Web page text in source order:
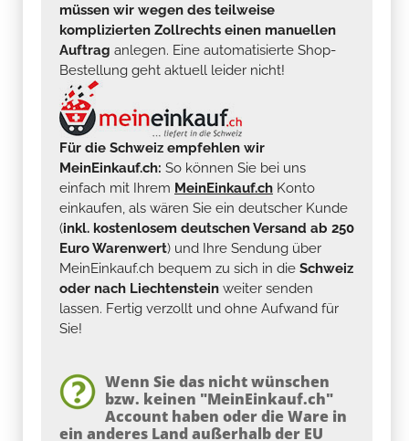
müssen wir wegen des teilweise
komplizierten Zollrechts einen manuellen
Auftrag anlegen. Eine automatisierte Shop-
Bestellung geht aktuell leider nicht!
Für die Schweiz empfehlen wir
MeinEinkauf.ch: So können Sie bei uns
einfach mit Ihrem MeinEinkauf.ch Konto
einkaufen, als wären Sie ein deutscher Kunde
(inkl. kostenlosem deutschen Versand ab 250
Euro Warenwert) und Ihre Sendung über
MeinEinkauf.ch bequem zu sich in die Schweiz
oder nach Liechtenstein weiter senden
lassen. Fertig verzollt und ohne Aufwand für
Sie!
Wenn Sie das nicht wünschen
bzw. keinen "MeinEinkauf.ch"
Account haben oder die Ware in
ein anderes Land außerhalb der EU